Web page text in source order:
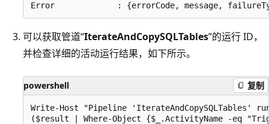
可以获取管道“IterateAndCopySQLTables”的运行 ID，
并检查详细的活动运行结果，如下所示。
powershell 复制
Write-Host "Pipeline 'IterateAndCopySQLTables'